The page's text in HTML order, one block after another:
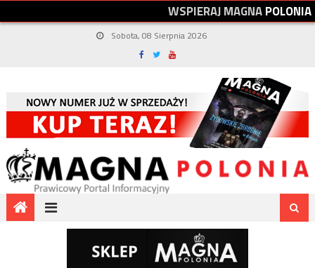
WSPIERAJMAGNAPOLONIA
Sobota, 08 Sierpnia 2026